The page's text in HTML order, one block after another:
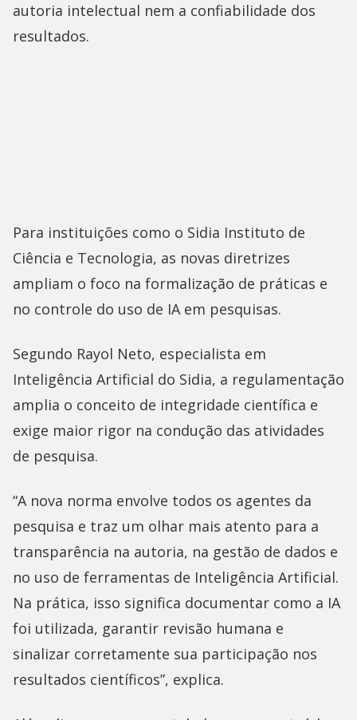
autoria intelectual nem a confiabilidade dos
resultados.
Para instituições como o Sidia Instituto de
Ciência e Tecnologia, as novas diretrizes
ampliam o foco na formalização de práticas e
no controle do uso de IA em pesquisas.
Segundo Rayol Neto, especialista em
Inteligência Artificial do Sidia, a regulamentação
amplia o conceito de integridade científica e
exige maior rigor na condução das atividades
de pesquisa.
“A nova norma envolve todos os agentes da
pesquisa e traz um olhar mais atento para a
transparência na autoria, na gestão de dados e
no uso de ferramentas de Inteligência Artificial.
Na prática, isso significa documentar como a IA
foi utilizada, garantir revisão humana e
sinalizar corretamente sua participação nos
resultados científicos”, explica.